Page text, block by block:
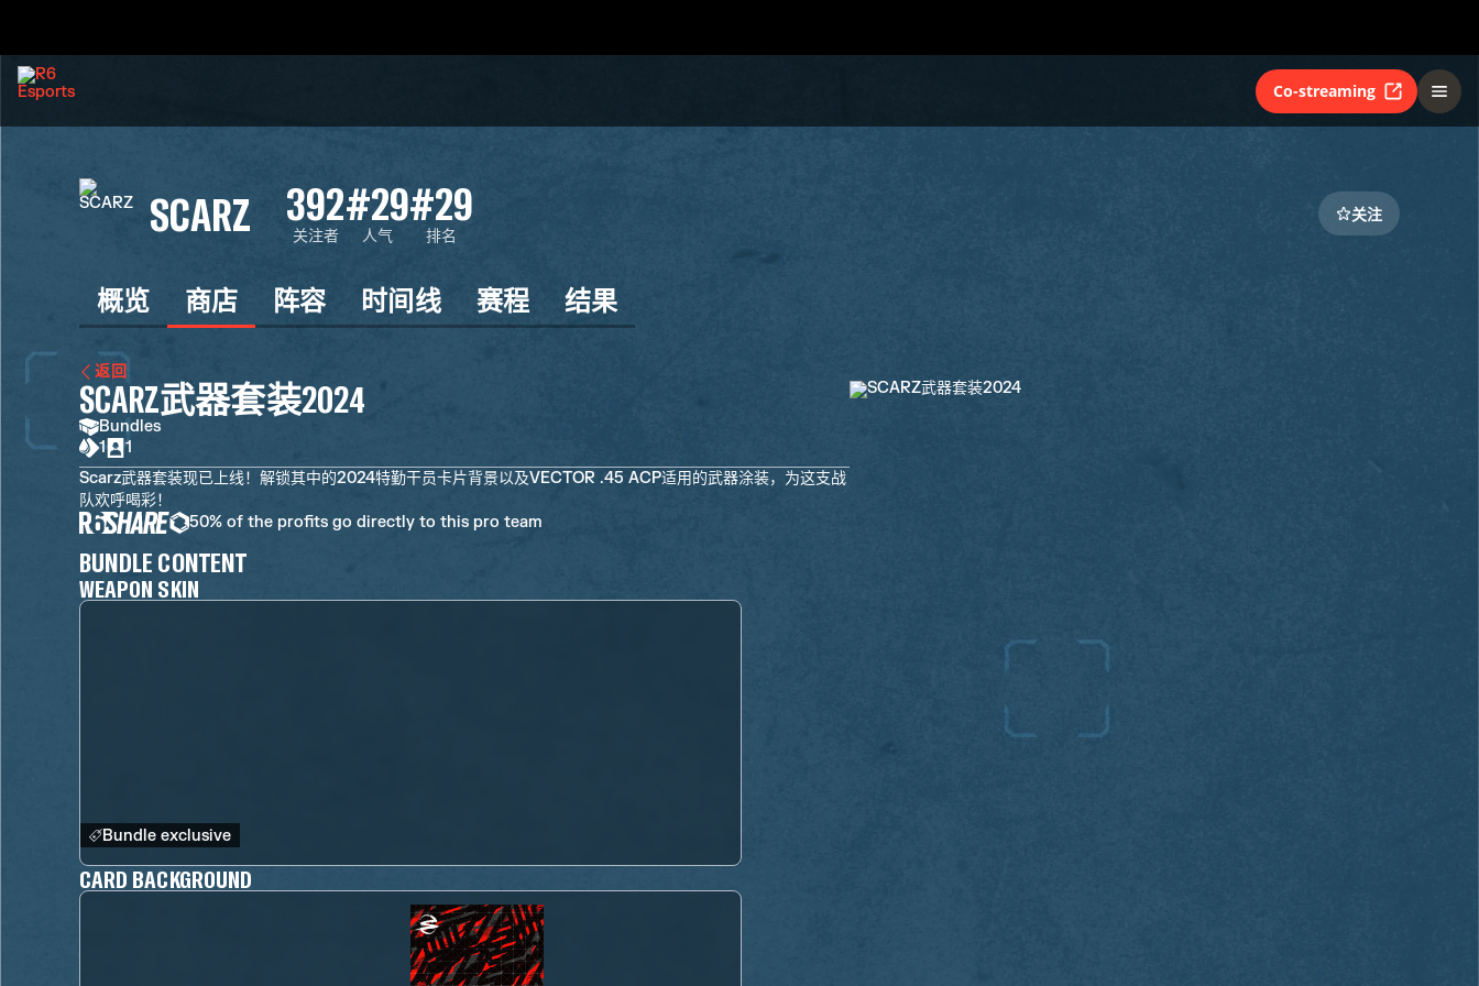
Co-streaming
SCARZ 392
关注者
#29
人气
#29
排名
关注
概览 商店 阵容 时间线 赛程 结果
返回
SCARZ武器套装2024
Bundles
1
1
Scarz武器套装现已上线！解锁其中的2024特勤干员卡片背景以及VECTOR .45 ACP适用的武器涂装，为这支战
队欢呼喝彩！
50% of the profits go directly to this pro team
BUNDLE CONTENT
WEAPON SKIN
Bundle exclusive
CARD BACKGROUND